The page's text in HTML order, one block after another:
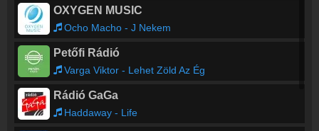
OXYGEN MUSIC
Ocho Macho - J Nekem
Petőfi Rádió
Varga Viktor - Lehet Zöld Az Ég
Rádió GaGa
Haddaway - Life